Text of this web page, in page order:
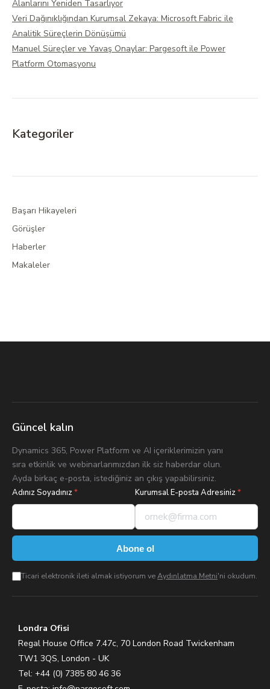
Alanlarını Yeniden Tasarlıyor
Veri Dağınıklığından Kurumsal Zekaya: Microsoft Fabric ile
Analitik Süreçlerin Dönüşümü
Manuel Süreçler ve Yavaş Onaylar: Pargesoft ile Power
Platform Otomasyonu
Kategoriler
Başarı Hikayeleri
Görüşler
Haberler
Makaleler
Güncel kalın
Dynamics 365, Power Platform ve AI içeriklerimizin yanı
sıra etkinlik ve webinarlarımızdan ilk siz haberdar olun.
Ayda birkaç e-posta, istediğiniz an çıkış yapabilirsiniz.
Adınız Soyadınız* Kurumsal E-posta Adresiniz*
Abone ol
Ticari elektronik ileti almak istiyorum veAydınlatma Metni'ni okudum.
Londra Ofisi
Regal House Office 7.47c, 70 London Road Twickenham
TW1 3QS, London - UK
Tel: +44 (0) 7385 80 46 36